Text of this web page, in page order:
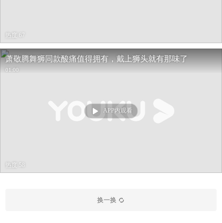
热度 67
萧敬腾舞狮同款酸痛值得拥有，戴上狮头就有那味了
01:00
APP内观看
热度 58
换一换